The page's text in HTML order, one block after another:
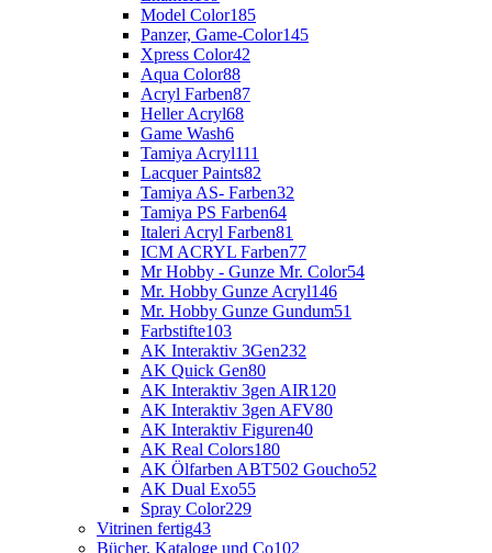
Model Color185
Panzer, Game-Color145
Xpress Color42
Aqua Color88
Acryl Farben87
Heller Acryl68
Game Wash6
Tamiya Acryl111
Lacquer Paints82
Tamiya AS- Farben32
Tamiya PS Farben64
Italeri Acryl Farben81
ICM ACRYL Farben77
Mr Hobby - Gunze Mr. Color54
Mr. Hobby Gunze Acryl146
Mr. Hobby Gunze Gundum51
Farbstifte103
AK Interaktiv 3Gen232
AK Quick Gen80
AK Interaktiv 3gen AIR120
AK Interaktiv 3gen AFV80
AK Interaktiv Figuren40
AK Real Colors180
AK Ölfarben ABT502 Goucho52
AK Dual Exo55
Spray Color229
Vitrinen fertig43
Bücher, Kataloge und Co102